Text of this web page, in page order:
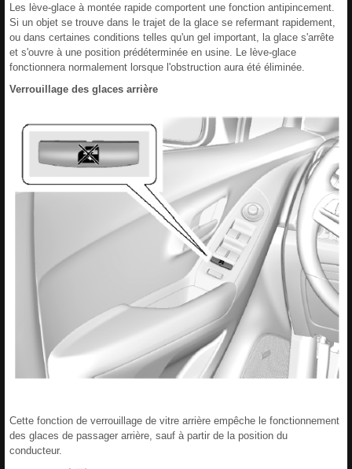
Les lève-glace à montée rapide comportent une fonction antipincement.
Si un objet se trouve dans le trajet de la glace se refermant rapidement,
ou dans certaines conditions telles qu'un gel important, la glace s'arrête
et s'ouvre à une position prédéterminée en usine. Le lève-glace
fonctionnera normalement lorsque l'obstruction aura été éliminée.
Verrouillage des glaces arrière
Cette fonction de verrouillage de vitre arrière empêche le fonctionnement
des glaces de passager arrière, sauf à partir de la position du
conducteur.